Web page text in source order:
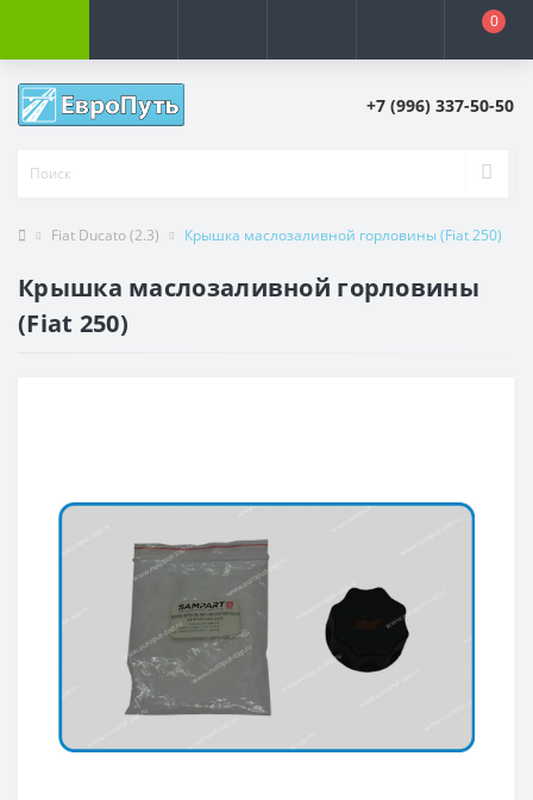
0
+7 (996) 337-50-50
Fiat Ducato (2.3) Крышка маслозаливной горловины (Fiat 250)
Крышка маслозаливной горловины
(Fiat 250)